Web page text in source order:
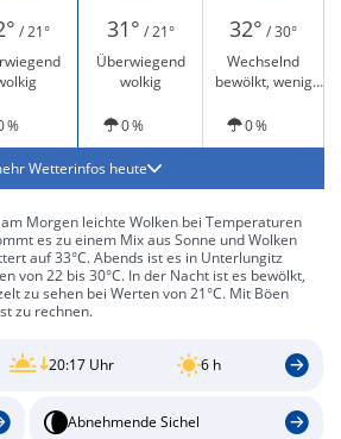
/ 21° 31° / 21° 32° / 30°
Überwiegend
wolkig
Wechselnd
bewölkt, wenig
% 0 % 0 %
Wetterinfos heute
Morgen leichte Wolken bei Temperaturen
es zu einem Mix aus Sonne und Wolken
auf 33°C. Abends ist es in Unterlungitz
von 22 bis 30°C. In der Nacht ist es bewölkt,
zu sehen bei Werten von 21°C. Mit Böen
zu rechnen.
20:17 Uhr 6 h
Abnehmende Sichel